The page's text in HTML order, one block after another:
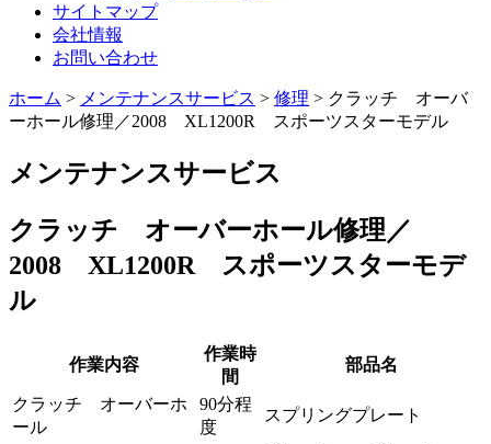
サイトマップ
会社情報
お問い合わせ
ホーム > メンテナンスサービス > 修理 > クラッチ オーバ
ーホール修理／2008 XL1200R スポーツスターモデル
メンテナンスサービス
クラッチ オーバーホール修理／
2008 XL1200R スポーツスターモデ
ル
作業内容
作業時
間
部品名
クラッチ オーバーホ
ール
90分程
度
スプリングプレート